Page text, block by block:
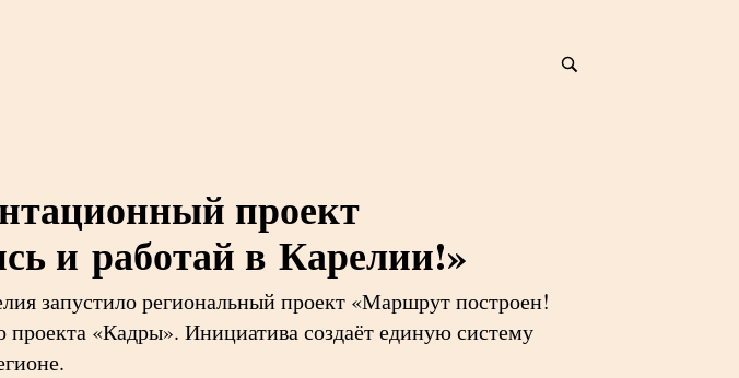
проект
и работай в Карелии!»
запустило региональный проект «Маршрут построен!
«Кадры». Инициатива создаёт единую систему